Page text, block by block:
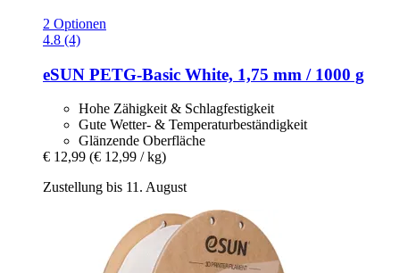
2 Optionen
4.8 (4)
eSUN PETG-​Basic White, 1,75 mm / 1000 g
Hohe Zähigkeit & Schlagfestigkeit
Gute Wetter- & Temperaturbeständigkeit
Glänzende Oberfläche
€ 12,99 (€ 12,99 / kg)
Zustellung bis 11. August